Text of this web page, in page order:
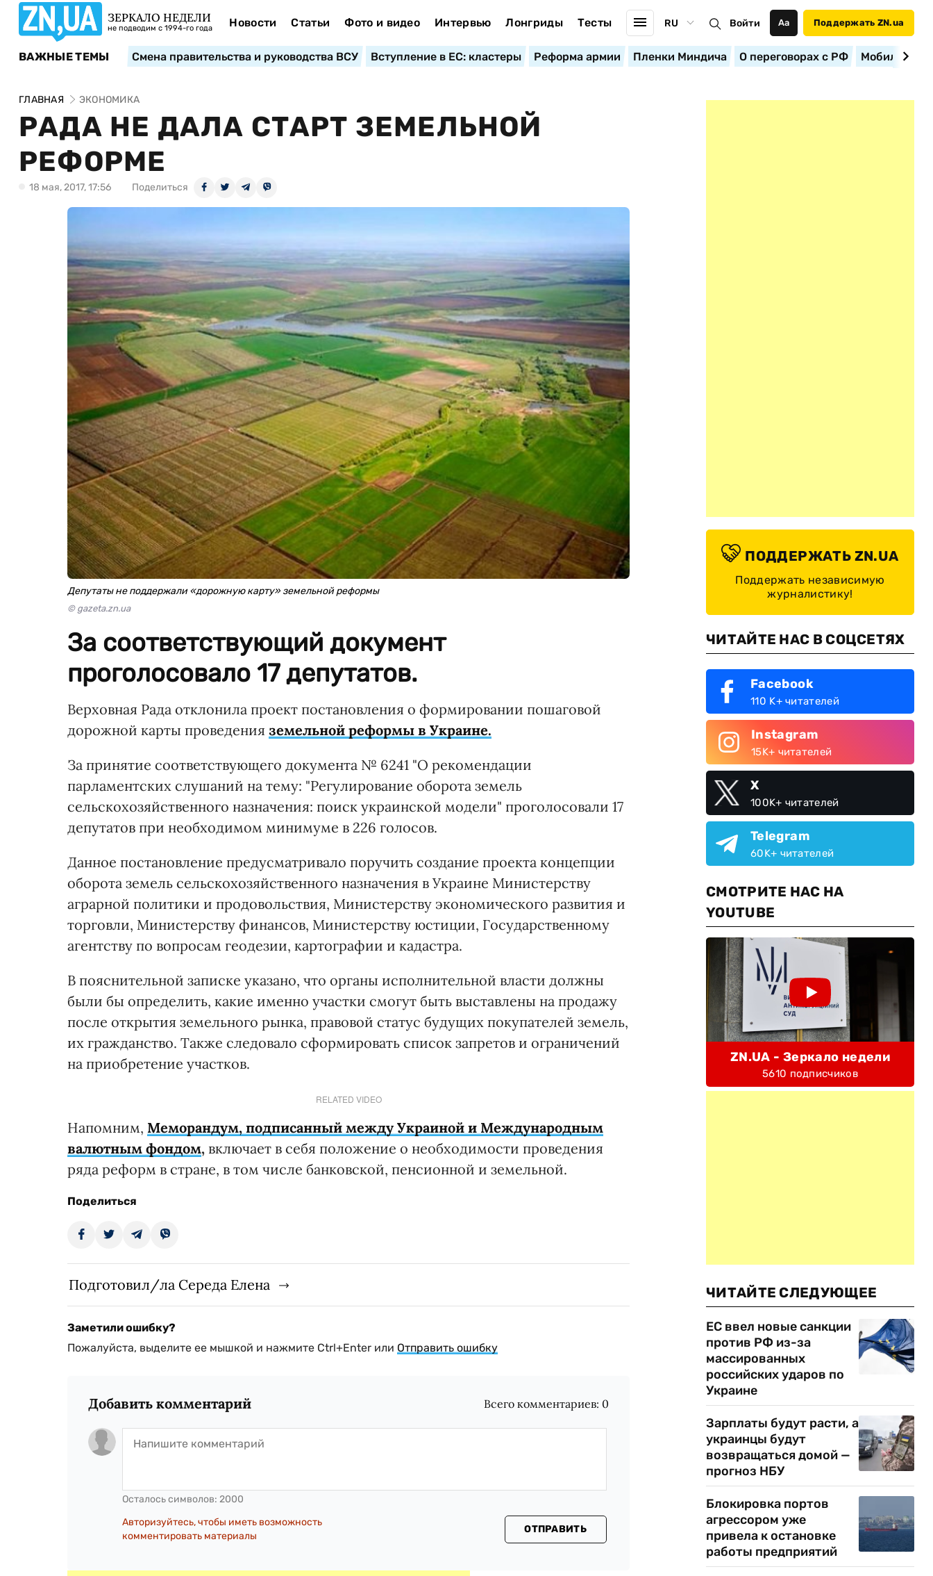
ЗЕРКАЛО НЕДЕЛИ
не подводим с 1994-го года Новости Статьи Фото и видео Интервью Лонгриды Тесты RU Войти Аа Поддержать ZN.ua
ВАЖНЫЕ ТЕМЫ Смена правительства и руководства ВСУ Вступление в ЕС: кластеры Реформа армии Пленки Миндича О переговорах с РФ
ГЛАВНАЯ ЭКОНОМИКА
РАДА НЕ ДАЛА СТАРТ ЗЕМЕЛЬНОЙ
РЕФОРМЕ
18 мая, 2017, 17:56 Поделиться
Депутаты не поддержали «дорожную карту» земельной реформы
© gazeta.zn.ua
За соответствующий документ
проголосовало 17 депутатов.
Верховная Рада отклонила проект постановления о формировании пошаговой
дорожной карты проведения земельной реформы в Украине.
За принятие соответствующего документа № 6241 "О рекомендации
парламентских слушаний на тему: "Регулирование оборота земель
сельскохозяйственного назначения: поиск украинской модели" проголосовали 17
депутатов при необходимом минимуме в 226 голосов.
Данное постановление предусматривало поручить создание проекта концепции
оборота земель сельскохозяйственного назначения в Украине Министерству
аграрной политики и продовольствия, Министерству экономического развития и
торговли, Министерству финансов, Министерству юстиции, Государственному
агентству по вопросам геодезии, картографии и кадастра.
В пояснительной записке указано, что органы исполнительной власти должны
были бы определить, какие именно участки смогут быть выставлены на продажу
после открытия земельного рынка, правовой статус будущих покупателей земель,
их гражданство. Также следовало сформировать список запретов и ограничений
на приобретение участков.
RELATED VIDEO
Напомним, Меморандум, подписанный между Украиной и Международным
валютным фондом, включает в себя положение о необходимости проведения
ряда реформ в стране, в том числе банковской, пенсионной и земельной.
Поделиться
Подготовил/ла Середа Елена
Заметили ошибку?
Пожалуйста, выделите ее мышкой и нажмите Ctrl+Enter или Отправить ошибку
Добавить комментарий Всего комментариев: 0
Осталось символов: 2000
Авторизуйтесь, чтобы иметь возможность
комментировать материалы
ОТПРАВИТЬ
ПОДДЕРЖАТЬ ZN.UA
Поддержать независимую
журналистику!
ЧИТАЙТЕ НАС В СОЦСЕТЯХ
Facebook
110 K+ читателей
Instagram
15K+ читателей
X
100K+ читателей
Telegram
60K+ читателей
СМОТРИТЕ НАС НА
YOUTUBE
ZN.UA - Зеркало недели
5610 подписчиков
ЧИТАЙТЕ СЛЕДУЮЩЕЕ
ЕС ввел новые санкции
против РФ из-за
массированных
российских ударов по
Украине
Зарплаты будут расти, а
украинцы будут
возвращаться домой —
прогноз НБУ
Блокировка портов
агрессором уже
привела к остановке
работы предприятий